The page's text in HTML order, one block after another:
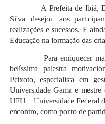
A Prefeita de Ibiá, Dra.
Silva desejou aos
realizações e sucessos. E
Educação na formação das
Para enriquecer mais
belíssima palestra
Peixoto, especialista em
Universidade Gama e
UFU – Universidade Federal
encontro, como ponto de